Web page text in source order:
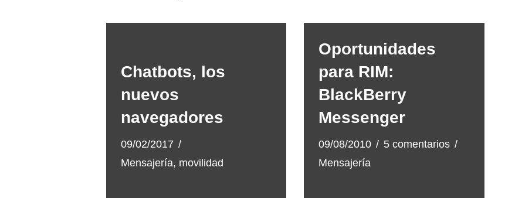
Chatbots, los
nuevos
navegadores
09/02/2017
Mensajería, movilidad
Oportunidades
para RIM:
BlackBerry
Messenger
09/08/2010
5 comentarios
Mensajería